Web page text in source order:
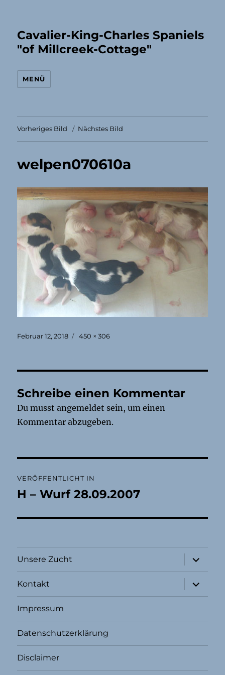
Cavalier-King-Charles Spaniels
"of Millcreek-Cottage"
MENÜ
Vorheriges Bild Nächstes Bild
welpen070610a
Veröffentlicht
Februar 12, 2018 Originalgröße
450 × 306
Schreibe einen Kommentar
Du musstangemeldet sein, um einen
Kommentar abzugeben.
VERÖFFENTLICHT IN
H – Wurf 28.09.2007
Unsere Zucht
öffnen
Kontakt
öffnen
Impressum
Datenschutzerklärung
Disclaimer